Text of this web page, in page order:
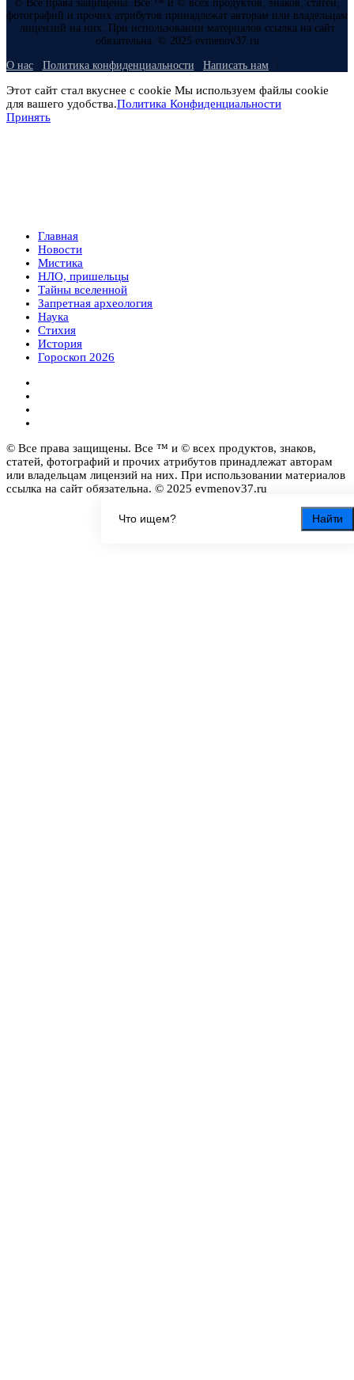
Найти
© Все права защищены. Все ™ и © всех продуктов, знаков, статей,
фотографий и прочих атрибутов принадлежат авторам или владельцам
лицензий на них. При использовании материалов ссылка на сайт
обязательна. © 2025 evmenov37.ru
О нас Политика конфиденциальности Написать нам
Этот сайт стал вкуснее с cookie Мы используем файлы cookie
для вашего удобства.Политика Конфиденциальности
Принять
Главная
Новости
Мистика
НЛО, пришельцы
Тайны вселенной
Запретная археология
Наука
Стихия
История
Гороскоп 2026
© Все права защищены. Все ™ и © всех продуктов, знаков,
статей, фотографий и прочих атрибутов принадлежат авторам
или владельцам лицензий на них. При использовании материалов
ссылка на сайт обязательна. © 2025 evmenov37.ru